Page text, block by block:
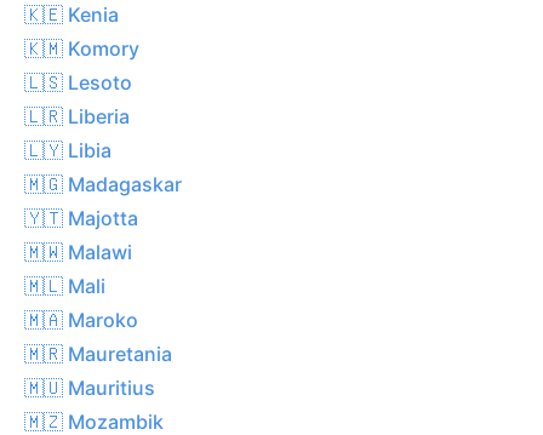
🇰🇪 Kenia
🇰🇲 Komory
🇱🇸 Lesoto
🇱🇷 Liberia
🇱🇾 Libia
🇲🇬 Madagaskar
🇾🇹 Majotta
🇲🇼 Malawi
🇲🇱 Mali
🇲🇦 Maroko
🇲🇷 Mauretania
🇲🇺 Mauritius
🇲🇿 Mozambik